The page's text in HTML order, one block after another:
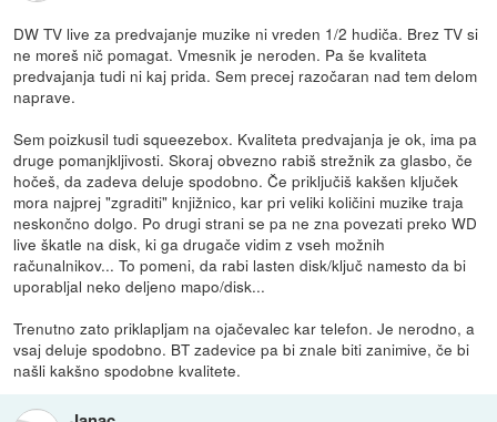
DW TV live za predvajanje muzike ni vreden 1/2 hudiča. Brez TV si
ne moreš nič pomagat. Vmesnik je neroden. Pa še kvaliteta
predvajanja tudi ni kaj prida. Sem precej razočaran nad tem delom
naprave.
Sem poizkusil tudi squeezebox. Kvaliteta predvajanja je ok, ima pa
druge pomanjkljivosti. Skoraj obvezno rabiš strežnik za glasbo, če
hočeš, da zadeva deluje spodobno. Če priključiš kakšen ključek
mora najprej "zgraditi" knjižnico, kar pri veliki količini muzike traja
neskončno dolgo. Po drugi strani se pa ne zna povezati preko WD
live škatle na disk, ki ga drugače vidim z vseh možnih
računalnikov... To pomeni, da rabi lasten disk/ključ namesto da bi
uporabljal neko deljeno mapo/disk...
Trenutno zato priklapljam na ojačevalec kar telefon. Je nerodno, a
vsaj deluje spodobno. BT zadevice pa bi znale biti zanimive, če bi
našli kakšno spodobne kvalitete.